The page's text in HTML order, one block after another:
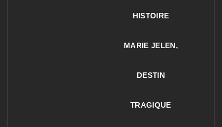
HISTOIRE
MARIE JELEN,
DESTIN
TRAGIQUE